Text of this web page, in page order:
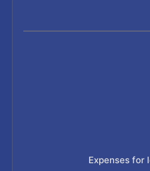
Expenses for